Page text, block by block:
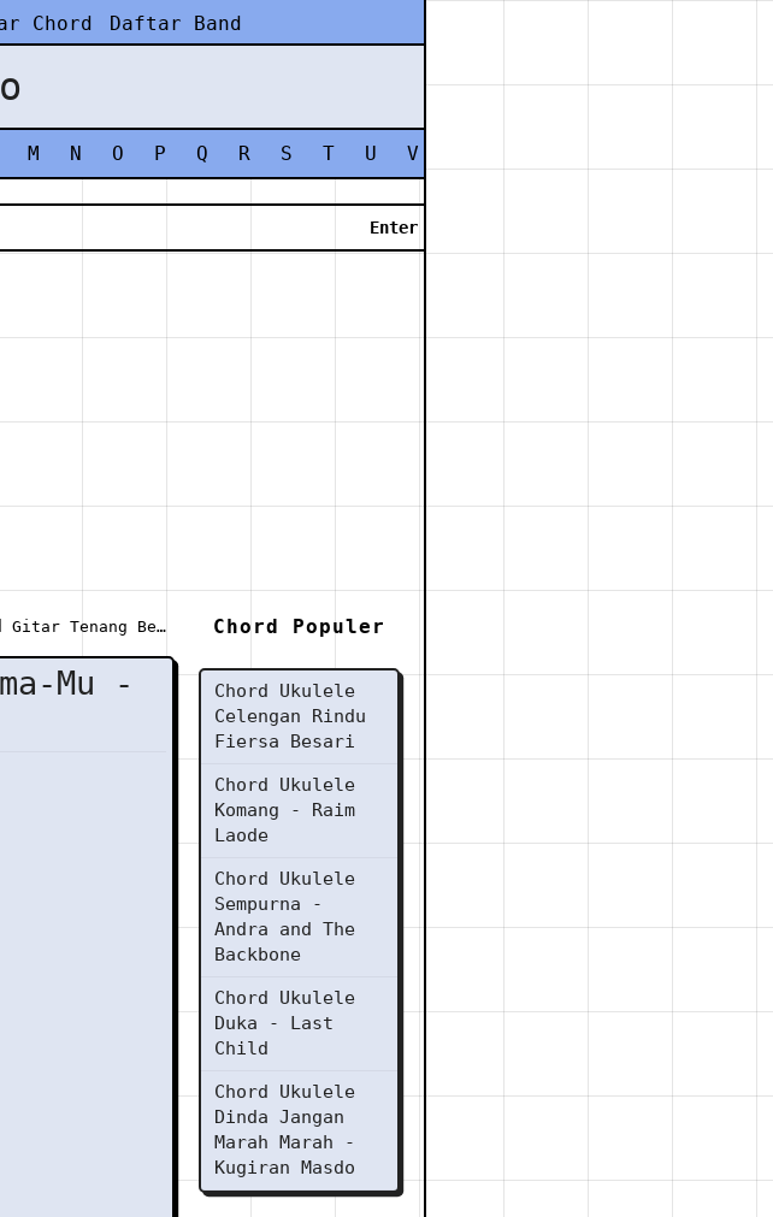
Chord Daftar Band
M N O P Q R S T U V
Tenang Bersama-Mu - Eldhy Victor
Mu -
Chord Populer
Chord Ukulele
Celengan Rindu
Fiersa Besari
Chord Ukulele
Komang - Raim
Laode
Chord Ukulele
Sempurna -
Andra and The
Backbone
Chord Ukulele
Duka - Last
Child
Chord Ukulele
Dinda Jangan
Marah Marah -
Kugiran Masdo